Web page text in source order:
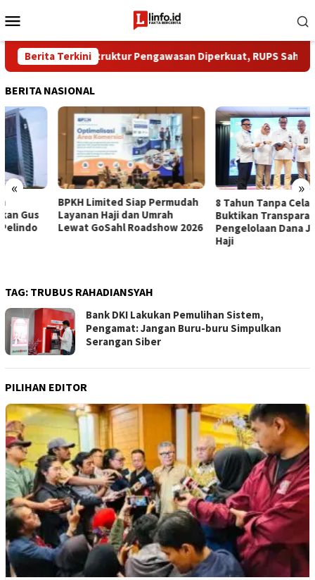
ke
Mobile
Berita Terkini​Struktur Pengawasan Diperkuat, RUPS Sahkan
BERITA NASIONAL
« »
BPKH Limited Siap Permudah
Layanan Haji dan Umrah
Lewat GoSahl Roadshow 2026
​8 Tahun Tanpa Celah, BPKH
Buktikan Transparansi
Pengelolaan Dana Jemaah
TAG: TRUBUS RAHADIANSYAH
Bank DKI Lakukan Pemulihan Sistem,
Pengamat: Jangan Buru-buru Simpulkan
Serangan Siber
PILIHAN EDITOR